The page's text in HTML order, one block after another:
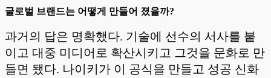
글로벌 브랜드는 어떻게 만들어 졌을까?
과거의 답은 명확했다. 기술에 선수의 서사를 붙
이고 대중 미디어로 확산시키고 그것을 문화로 만
들면 됐다. 나이키가 이 공식을 만들고 성공 신화